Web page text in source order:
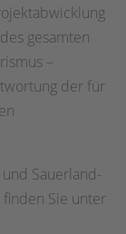
gesamten
–
der für
Sauerland-
Sie unter